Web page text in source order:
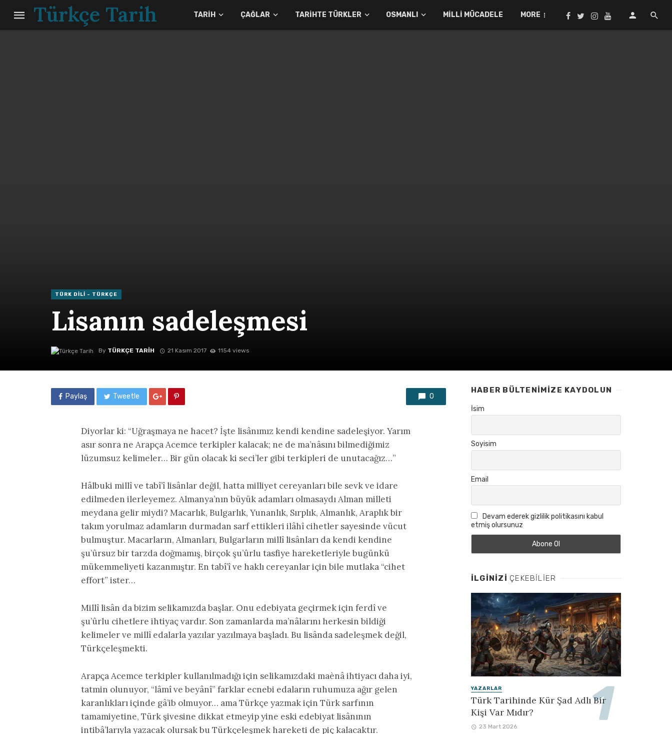
Türkçe Tarih TARIH ÇAĞLAR TARIHTE TÜRKLER OSMANLI MILLI MÜCADELE MORE
TÜRK DILI - TÜRKÇE
Lisanın sadeleşmesi
By TÜRKÇE TARIH 21 Kasım 2017 1154 views
Paylaş Tweetle 0
Diyorlar ki: “Uğraşmaya ne hacet? İşte lisânımız kendi kendine sadeleşiyor. Yarım
asır sonra ne Arapça Acemce terkipler kalacak; ne de ma’nâsını bilmediğimiz
lüzumsuz kelimeler… Bir gün olacak ki seci’ler gibi terkipleri de unutacağız…”
Hâlbuki millî ve tabî’î lisânlar değil, hatta milliyet cereyanları bile sevk ve idare
edilmeden ilerleyemez. Almanya’nın büyük adamları olmasaydı Alman milleti
meydana gelir miydi? Macarlık, Bulgarlık, Yunanlık, Sırplık, Almanlık, Araplık bir
takım yorulmaz adamların durmadan sarf ettikleri ilâhî cihetler sayesinde vücut
bulmuştur. Macarların, Almanları, Bulgarların millî lisânları da kendi kendine
şu’ûrsuz bir tarzda doğmamış, birçok şu’ûrlu tasfiye hareketleriyle bugünkü
mükemmeliyeti kazanmıştır. En tabî’î ve haklı cereyanlar için bile mutlaka “cihet
effort” ister…
Millî lisân da bizim selikamızda başlar. Onu edebiyata geçirmek için ferdî ve
şu’ûrlu cihetlere ihtiyaç vardır. Son zamanlarda ma’nâlarını herkesin bildiği
kelimeler ve millî edalarla yazılar yazılmaya başladı. Bu lisânda sadeleşmek değil,
Türkçeleşmekti.
Arapça Acemce terkipler kullanılmadığı için selikamızdaki maènâ ihtiyacı daha iyi,
tatmin olunuyor, “lâmî ve beyânî” farklar ecnebi edaların ruhumuza ağır gelen
karanlıkları içinde gâ’ib olmuyor… ama Türkçe yazmak için Türk sarfının
tamamiyetine, Türk şivesine dikkat etmeyip yine eski edebiyat lisânının
intibâ’larıyla yazacak olursak bu Türkçeleşmek hareketi de piç kalacaktır.
HABER BÜLTENIMIZE KAYDOLUN
İsim
Soyisim
Email
Devam ederek gizlilik politikasını kabul
etmiş olursunuz
İLGINIZI ÇEKEBILIER
YAZARLAR
Türk Tarihinde Kür Şad Adlı Bir
Kişi Var Mıdır?
23 Mart 2026